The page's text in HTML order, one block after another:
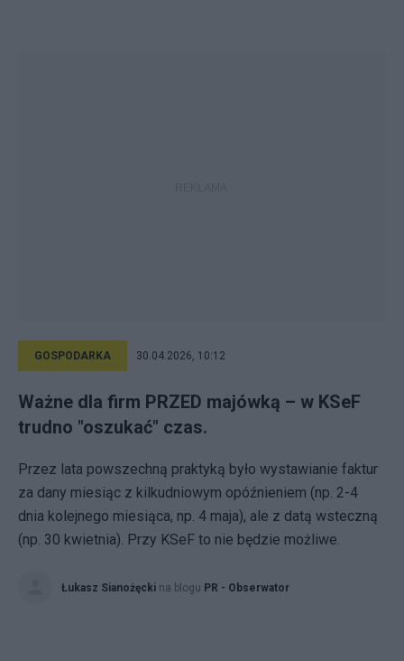
GOSPODARKA 30.04.2026, 10:12
Ważne dla firm PRZED majówką – w KSeF
trudno "oszukać" czas.
Przez lata powszechną praktyką było wystawianie faktur
za dany miesiąc z kilkudniowym opóźnieniem (np. 2-4
dnia kolejnego miesiąca, np. 4 maja), ale z datą wsteczną
(np. 30 kwietnia). Przy KSeF to nie będzie możliwe.
Łukasz Sianożęcki na blogu PR - Obserwator